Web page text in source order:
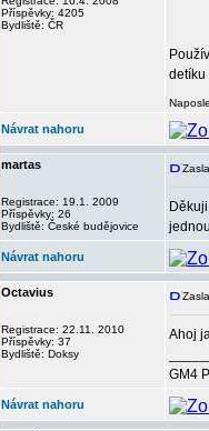
Příspěvky: 4205
Bydliště: ČR
detíku
Návrat nahoru
martas
Registrace: 19.1. 2009
Příspěvky: 26
Bydliště: České budějovice
Návrat nahoru
Octavius
Registrace: 22.11. 2010
Příspěvky: 37
Bydliště: Doksy
Ahoj
GM4
Návrat nahoru